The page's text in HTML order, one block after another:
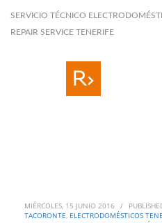
SERVICIO TÉCNICO
REPAIR SERVICE TENERIFE
MIÉRCOLES, 15 JUNIO 2016 /
TACORONTE, ELECTRODOMÉSTICOS